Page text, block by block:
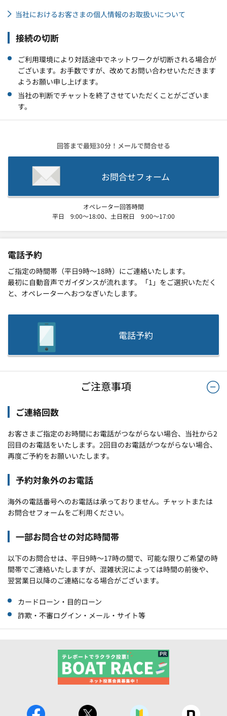
当社におけるお客さまの個人情報のお取扱いについて
接続の切断
ご利用環境により対話途中でネットワークが切断される場合が
ございます。お手数ですが、改めてお問い合わせいただきます
ようお願い申し上げます。
当社の判断でチャットを終了させていただくことがございま
す。
回答まで最短30分！メールで問合せる
お問合せフォーム
オペレーター回答時間
平日 9:00～18:00、土日祝日 9:00～17:00
電話予約
ご指定の時間帯（平日9時～18時）にご連絡いたします。
最初に自動音声でガイダンスが流れます。「1」をご選択いただく
と、オペレーターへおつなぎいたします。
電話予約
ご注意事項
ご連絡回数
お客さまご指定のお時間にお電話がつながらない場合、当社から2
回目のお電話をいたします。2回目のお電話がつながらない場合、
再度ご予約をお願いいたします。
予約対象外のお電話
海外の電話番号へのお電話は承っておりません。チャットまたは
お問合せフォームをご利用ください。
一部お問合せの対応時間帯
以下のお問合せは、平日9時～17時の間で、可能な限りご希望の時
間帯でご連絡いたしますが、混雑状況によっては時間の前後や、
翌営業日以降のご連絡になる場合がございます。
カードローン・目的ローン
詐欺・不審ログイン・メール・サイト等